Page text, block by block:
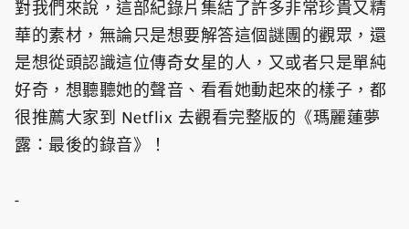
對我們來說，這部紀錄片集結了許多非常珍貴又精
華的素材，無論只是想要解答這個謎團的觀眾，還
是想從頭認識這位傳奇女星的人，又或者只是單純
好奇，想聽聽她的聲音、看看她動起來的樣子，都
很推薦大家到 Netflix 去觀看完整版的《瑪麗蓮夢
露：最後的錄音》！
-